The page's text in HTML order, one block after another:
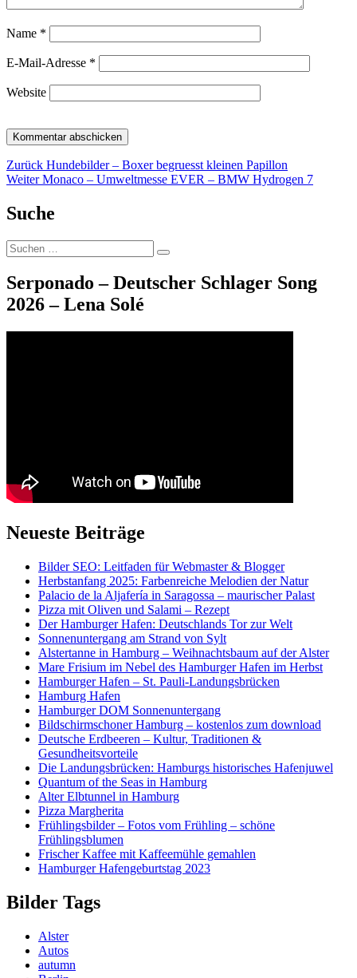
Name *
E-Mail-Adresse *
Website
Beitragsnavigation
Zurück Vorheriger
Beitrag:
Hundebilder – Boxer begruesst kleinen Papillon
Weiter Nächster
Monaco – Umweltmesse EVER – BMW Hydrogen 7
Suche
Suche
nach:
Suchen
Serponado – Deutscher Schlager Song
2026 – Lena Solé
Neueste Beiträge
Bilder SEO: Leitfaden für Webmaster & Blogger
Herbstanfang 2025: Farbenreiche Melodien der Natur
Palacio de la Aljafería in Saragossa – maurischer Palast
Pizza mit Oliven und Salami – Rezept
Der Hamburger Hafen: Deutschlands Tor zur Welt
Sonnenuntergang am Strand von Sylt
Alstertanne in Hamburg – Weihnachtsbaum auf der Alster
Mare Frisium im Nebel des Hamburger Hafen im Herbst
Hamburger Hafen – St. Pauli-Landungsbrücken
Hamburg Hafen
Hamburger DOM Sonnenuntergang
Bildschirmschoner Hamburg – kostenlos zum download
Deutsche Erdbeeren – Kultur, Traditionen &
Gesundheitsvorteile
Die Landungsbrücken: Hamburgs historisches Hafenjuwel
Quantum of the Seas in Hamburg
Alter Elbtunnel in Hamburg
Pizza Margherita
Frühlingsbilder – Fotos vom Frühling – schöne
Frühlingsblumen
Frischer Kaffee mit Kaffeemühle gemahlen
Hamburger Hafengeburtstag 2023
Bilder Tags
Alster
Autos
autumn